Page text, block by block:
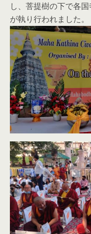
し、菩提樹の下で各
が執り行われました。